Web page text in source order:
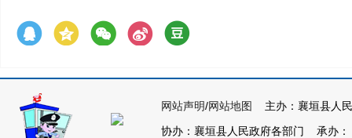
网站声明/网站地图
主办：襄垣县人
协办：襄垣县人民政府各部门 承办